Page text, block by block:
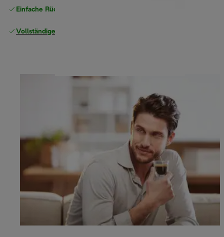
Einfache Rückgabe
Vollständige Herstellergarantie